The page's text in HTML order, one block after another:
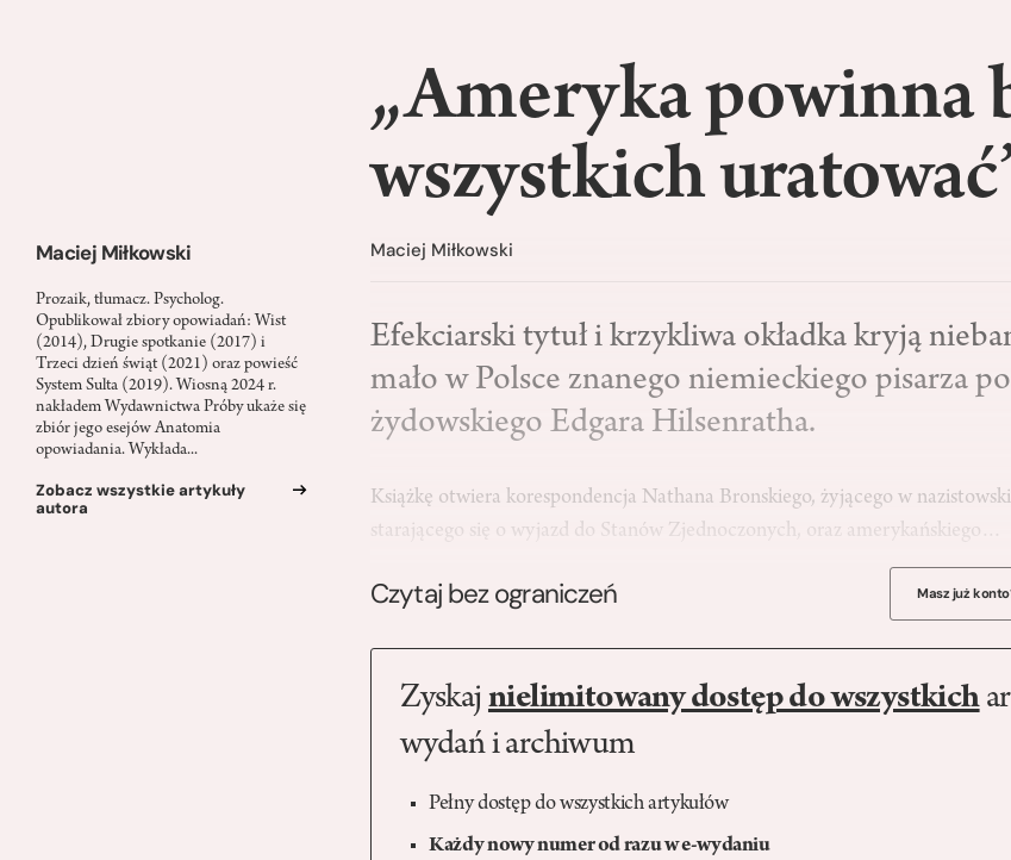
Maciej Miłkowski
Prozaik, tłumacz. Psycholog.
Opublikował zbiory opowiadań: Wist
(2014), Drugie spotkanie (2017) i
Trzeci dzień świąt (2021) oraz powieść
System Sulta (2019). Wiosną 2024 r.
nakładem Wydawnictwa Próby ukaże się
zbiór jego esejów Anatomia
opowiadania. Wykłada...
Zobacz wszystkie artykuły
autora
„Ameryka powinna
wszystkich
Maciej Miłkowski
Efekciarski tytuł i krzykliwa okładka kryją
mało w Polsce znanego niemieckiego pisarza
żydowskiego Edgara Hilsenratha.
Książkę otwiera korespondencja Nathana Bronskiego, żyjącego w
starającego się o wyjazd do Stanów Zjednoczonych, oraz amerykańskiego…
Czytaj bez ograniczeń Masz już
Zyskaj nielimitowany dostęp do wszystkich
wydań i archiwum
Pełny dostęp do wszystkich artykułów
Każdy nowy numer od razu w e-wydaniu